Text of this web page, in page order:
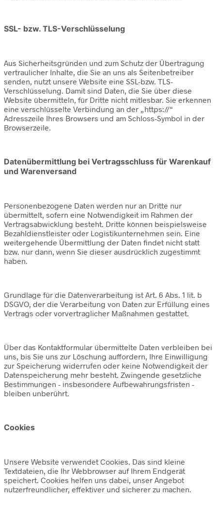
SSL- bzw. TLS-Verschlüsselung
Aus Sicherheitsgründen und zum Schutz der Übertragung
vertraulicher Inhalte, die Sie an uns als Seitenbetreiber
senden, nutzt unsere Website eine SSL-bzw. TLS-
Verschlüsselung. Damit sind Daten, die Sie über diese
Website übermitteln, für Dritte nicht mitlesbar. Sie erkennen
eine verschlüsselte Verbindung an der „https://“
Adresszeile Ihres Browsers und am Schloss-Symbol in der
Browserzeile.
Datenübermittlung bei Vertragsschluss für Warenkauf
und Warenversand
Personenbezogene Daten werden nur an Dritte nur
übermittelt, sofern eine Notwendigkeit im Rahmen der
Vertragsabwicklung besteht. Dritte können beispielsweise
Bezahldienstleister oder Logistikunternehmen sein. Eine
weitergehende Übermittlung der Daten findet nicht statt
bzw. nur dann, wenn Sie dieser ausdrücklich zugestimmt
haben.
Grundlage für die Datenverarbeitung ist Art. 6 Abs. 1 lit. b
DSGVO, der die Verarbeitung von Daten zur Erfüllung eines
Vertrags oder vorvertraglicher Maßnahmen gestattet.
Über das Kontaktformular übermittelte Daten verbleiben bei
uns, bis Sie uns zur Löschung auffordern, Ihre Einwilligung
zur Speicherung widerrufen oder keine Notwendigkeit der
Datenspeicherung mehr besteht. Zwingende gesetzliche
Bestimmungen - insbesondere Aufbewahrungsfristen -
bleiben unberührt.
Cookies
Unsere Website verwendet Cookies. Das sind kleine
Textdateien, die Ihr Webbrowser auf Ihrem Endgerät
speichert. Cookies helfen uns dabei, unser Angebot
nutzerfreundlicher, effektiver und sicherer zu machen.